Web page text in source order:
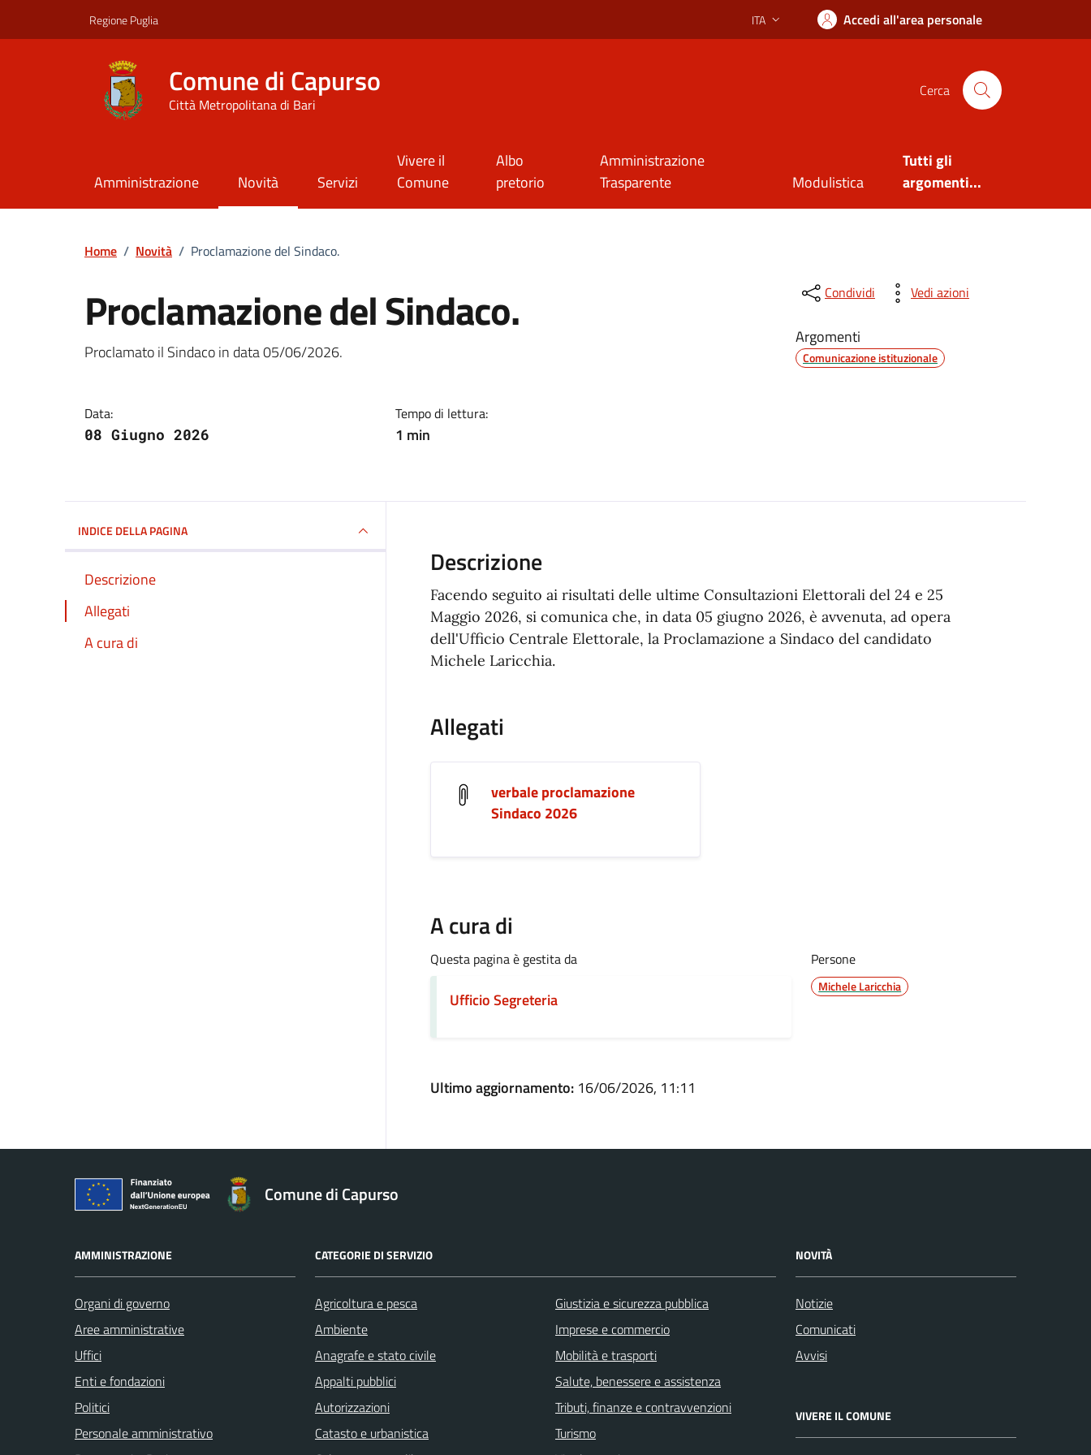
Regione Puglia Lingua attiva:
ITA Accedi all'area personale
Comune di Capurso
Città Metropolitana di Bari
Cerca
Amministrazione Novità Servizi
Vivere il
Comune
Albo
pretorio
Amministrazione
Trasparente
Modulistica
Tutti gli
argomenti...
Home / Novità / Proclamazione del Sindaco.
Proclamazione del Sindaco.
Dettagli della notizia
Proclamato il Sindaco in data 05/06/2026.
Data:
08 Giugno 2026
Tempo di lettura:
1 min
Condividi Vedi azioni
Argomenti
Comunicazione istituzionale
INDICE DELLA PAGINA
Descrizione
Allegati
A cura di
Descrizione
Facendo seguito ai risultati delle ultime Consultazioni Elettorali del 24 e 25
Maggio 2026, si comunica che, in data 05 giugno 2026, è avvenuta, ad opera
dell'Ufficio Centrale Elettorale, la Proclamazione a Sindaco del candidato
Michele Laricchia.
Allegati
verbale proclamazione
Sindaco 2026
A cura di
Questa pagina è gestita da
Ufficio Segreteria
Persone
Michele Laricchia
Ultimo aggiornamento: 16/06/2026, 11:11
Comune di Capurso
AMMINISTRAZIONE
Organi di governo
Aree amministrative
Uffici
Enti e fondazioni
Politici
Personale amministrativo
CATEGORIE DI SERVIZIO
Agricoltura e pesca
Ambiente
Anagrafe e stato civile
Appalti pubblici
Autorizzazioni
Catasto e urbanistica
Giustizia e sicurezza pubblica
Imprese e commercio
Mobilità e trasporti
Salute, benessere e assistenza
Tributi, finanze e contravvenzioni
Turismo
NOVITÀ
Notizie
Comunicati
Avvisi
VIVERE IL COMUNE